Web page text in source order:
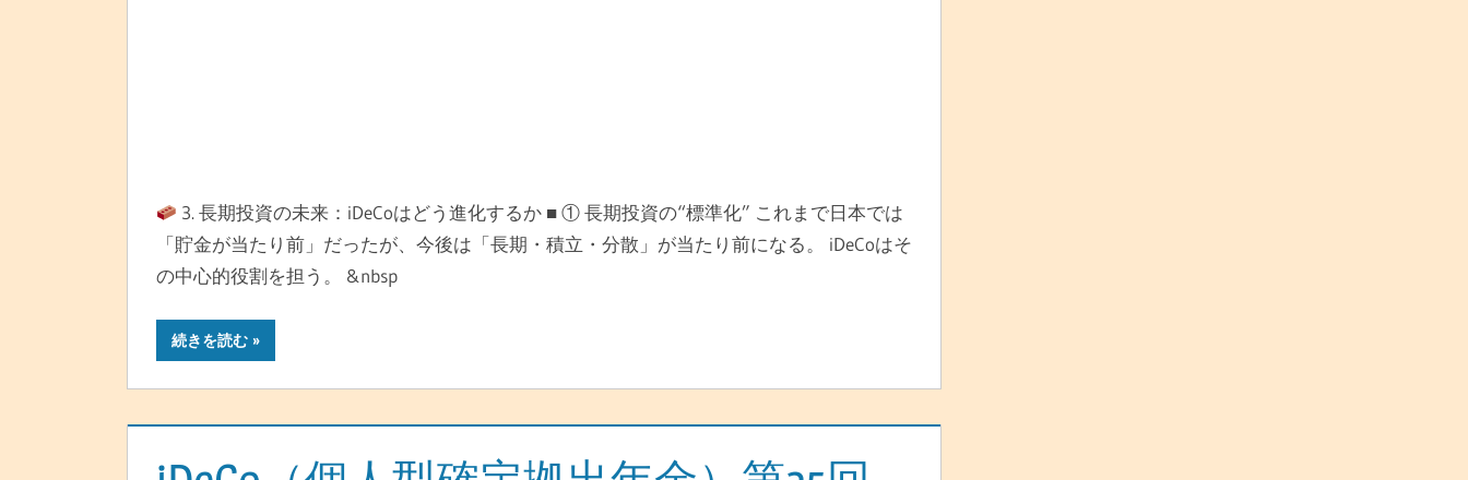
3. 長期投資の未来：iDeCoはどう進化するか ■ ① 長期投資の“標準化” これまで日本では
「貯金が当たり前」だったが、今後は「長期・積立・分散」が当たり前になる。 iDeCoはそ
の中心的役割を担う。 &nbsp
続きを読む